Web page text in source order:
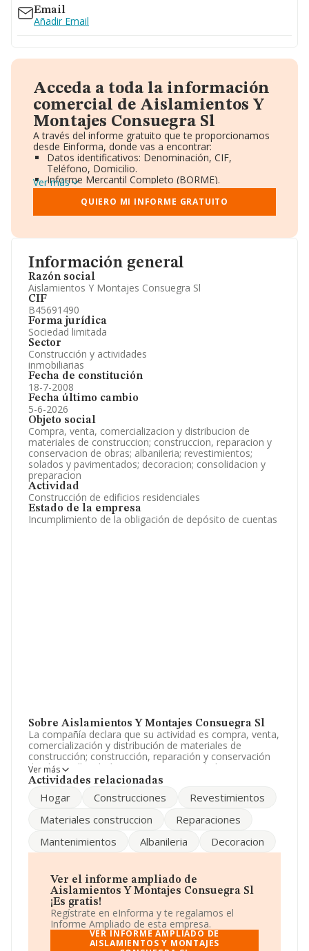
Información general
Razón social
Aislamientos Y Montajes Consuegra Sl
CIF
B45691490
Forma jurídica
Sociedad limitada
Sector
Construcción y actividades
inmobiliarias
Fecha de constitución
18-7-2008
Fecha último cambio
5-6-2026
Objeto social
Compra, venta, comercializacion y distribucion de
materiales de construccion; construccion, reparacion y
conservacion de obras; albanileria; revestimientos;
solados y pavimentados; decoracion; consolidacion y
preparacion
Actividad
Construcción de edificios residenciales
Estado de la empresa
Incumplimiento de la obligación de depósito de cuentas
Sobre Aislamientos Y Montajes Consuegra Sl
La compañía declara que su actividad es compra, venta,
comercialización y distribución de materiales de
construcción; construcción, reparación y conservación
de obras; albanilería; revestimientos; solados y
pavimentados; decoracion; consolidacion y preparación.
como Sociedad Limitada. Tiene CNAE: 4101 - '%cnae%'.
S.L, con NIF B45691490, está situada en Carretera Cm-
4116-consuegra-urda - Km 3.400, (45700), Consuegra,
En relación con el sector y disponiendo de los datos de
hasta 188.948 empresas, a nivel nacional la facturación
asciende a 36.783 millones de euros y en 2008 la media
de facturación de ventas entre todas las compañías
alcanza los 194 mil euros. En cuanto a la información
relativa a la provincia de Toledo, en la base de datos
Ver más
Actividades relacionadas
Hogar Construcciones
Revestimientos
Materiales construccion
Reparaciones
Mantenimientos
Albanileria Decoracion
Ver el informe ampliado de
Aislamientos Y Montajes Consuegra Sl
¡Es gratis!
Regístrate en eInforma y te regalamos el
Informe Ampliado de esta empresa.
VER INFORME AMPLIADO DE
AISLAMIENTOS Y MONTAJES
Email
Añadir Email
Acceda a toda la información
comercial de Aislamientos Y
Montajes Consuegra Sl
A través del informe gratuito que te proporcionamos
desde Einforma, donde vas a encontrar:
Datos identificativos: Denominación, CIF,
Teléfono, Domicilio.
Informe Mercantil Completo (BORME).
Gráficos de Evolución Ventas y Empleados.
Consejo de Administración y Administradores.
Directivos y Ejecutivos.
Información oficial y registral complementaria.
Ver más
QUIERO MI INFORME GRATUITO